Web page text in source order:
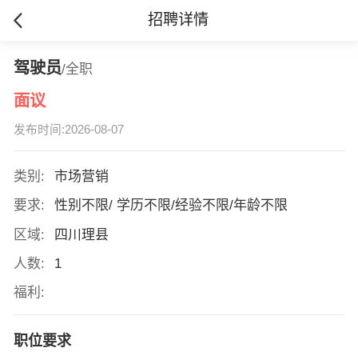
招聘详情
驾驶员/全职
面议
发布时间:2026-08-07
类别:
市场营销
要求:
性别不限/ 学历不限/经验不限/年龄不限
区域:
四川理县
人数:
1
福利:
职位要求